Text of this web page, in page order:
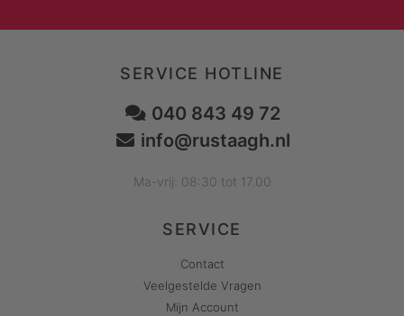
SERVICE HOTLINE
040 843 49 72
info@rustaagh.nl
Ma-vrij: 08:30 tot 17.00
SERVICE
Contact
Veelgestelde Vragen
Mijn Account